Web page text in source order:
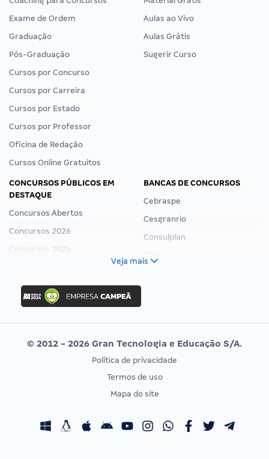
Exame de Ordem
Graduação
Pós-Graduação
Cursos por Concurso
Cursos por Carreira
Cursos por Estado
Cursos por Professor
Oficina de Redação
Cursos Online Gratuitos
Aulas ao Vivo
Aulas Grátis
Sugerir Curso
CONCURSOS PÚBLICOS EM
DESTAQUE
Concursos Abertos
Concursos 2026
Concursos 2025
Concurso Ibama
Concurso MPU
Editais publicados
BANCAS DE CONCURSOS
Cebraspe
Cesgranrio
Consulplan
Vunesp
CONCURSOS POR PROFISSÃO
Concursos Fiscais
EXAME DE ORDEM
Calendário OAB
Veja mais
© 2012 - 2026 Gran Tecnologia e Educação S/A.
Política de privacidade
Termos de uso
Mapa do site